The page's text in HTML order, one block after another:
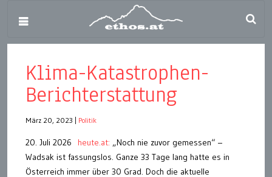
Klima-Katastrophen-
Berichterstattung
März 20, 2023 Politik
20. Juli 2026 heute.at: „Noch nie zuvor gemessen“ –
Wadsak ist fassungslos. Ganze 33 Tage lang hatte es in
Österreich immer über 30 Grad. Doch die aktuelle